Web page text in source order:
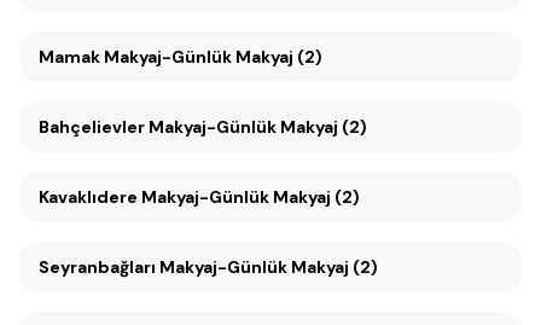
Mamak Makyaj-Günlük Makyaj (2)
Bahçelievler Makyaj-Günlük Makyaj (2)
Kavaklıdere Makyaj-Günlük Makyaj (2)
Seyranbağları Makyaj-Günlük Makyaj (2)